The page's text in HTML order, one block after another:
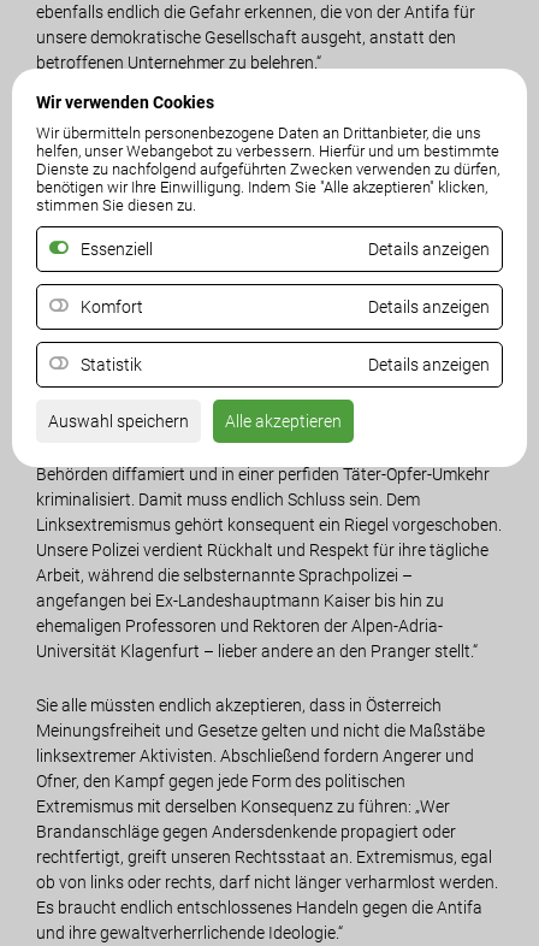
Wir verwenden Cookies
Wir übermitteln personenbezogene Daten an Drittanbieter, die uns
helfen, unser Webangebot zu verbessern. Hierfür und um bestimmte
Dienste zu nachfolgend aufgeführten Zwecken verwenden zu dürfen,
benötigen wir Ihre Einwilligung. Indem Sie "Alle akzeptieren" klicken,
stimmen Sie diesen zu.
Essenziell Details anzeigen
Komfort Details anzeigen
Statistik Details anzeigen
Auswahl speichern Alle akzeptieren
ebenfalls endlich die Gefahr erkennen, die von der Antifa für
unsere demokratische Gesellschaft ausgeht, anstatt den
betroffenen Unternehmer zu belehren.“
braucht endlich ein Verbot der politischen Antifa ebenso wie
des politischen Islams. Die Bundesregierung und insbesondere
Justizministerin Anna Sporrer müssen endlich aufhören, auf
Organisation nicht zu kennen oder deren Gefährlichkeit
herunterspielt, verharmlost linksextremistische Gewalt.“
Für Klubobmann-Stellvertreter Josef Ofner bestätigt der
aktuelle Vorfall auch die Warnungen der Freiheitlichen im
Zusammenhang mit den Ereignissen rund um den
Peršmanhof: „Wir haben von Anfang an darauf hingewiesen,
dass die Antifa die Gedenkstätte für politische Agitation
missbraucht. Gleichzeitig wurden unsere Polizisten und
Behörden diffamiert und in einer perfiden Täter-Opfer-Umkehr
kriminalisiert. Damit muss endlich Schluss sein. Dem
Linksextremismus gehört konsequent ein Riegel vorgeschoben.
Unsere Polizei verdient Rückhalt und Respekt für ihre tägliche
Arbeit, während die selbsternannte Sprachpolizei –
angefangen bei Ex-Landeshauptmann Kaiser bis hin zu
ehemaligen Professoren und Rektoren der Alpen-Adria-
Universität Klagenfurt – lieber andere an den Pranger stellt.“
Sie alle müssten endlich akzeptieren, dass in Österreich
Meinungsfreiheit und Gesetze gelten und nicht die Maßstäbe
linksextremer Aktivisten. Abschließend fordern Angerer und
Ofner, den Kampf gegen jede Form des politischen
Extremismus mit derselben Konsequenz zu führen: „Wer
Brandanschläge gegen Andersdenkende propagiert oder
rechtfertigt, greift unseren Rechtsstaat an. Extremismus, egal
ob von links oder rechts, darf nicht länger verharmlost werden.
Es braucht endlich entschlossenes Handeln gegen die Antifa
und ihre gewaltverherrlichende Ideologie.“